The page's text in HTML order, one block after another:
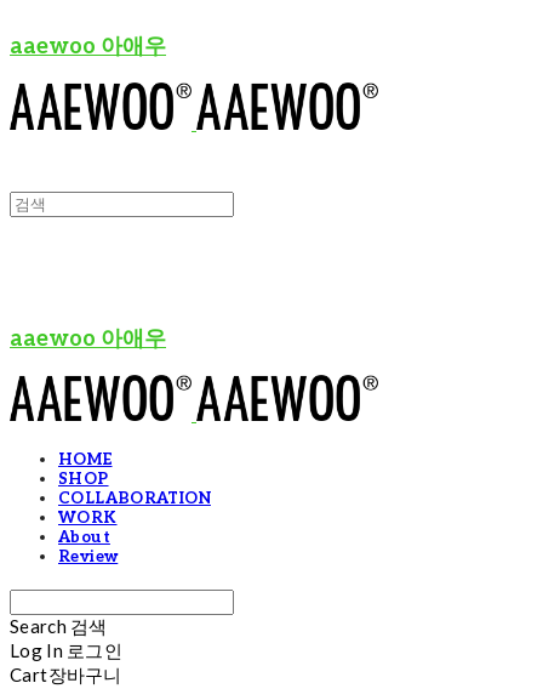
aaewoo 아애우
aaewoo 아애우
HOME
SHOP
COLLABORATION
WORK
About
Review
Search 검색
Log In 로그인
Cart장바구니